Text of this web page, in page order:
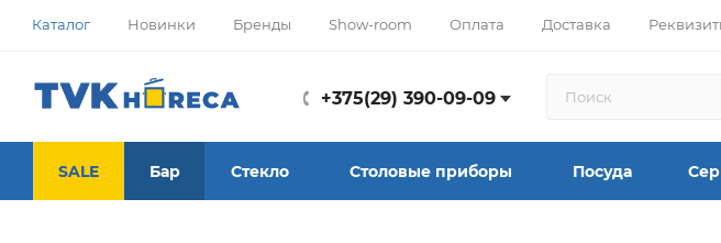
Каталог Новинки Бренды Show-room Оплата Доставка
+375(29) 390-09-09
SALE Бар Стекло Столовые приборы Посуда